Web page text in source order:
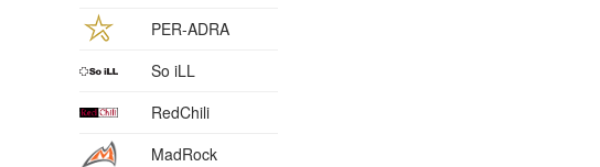
PER-ADRA
So iLL
RedChili
MadRock